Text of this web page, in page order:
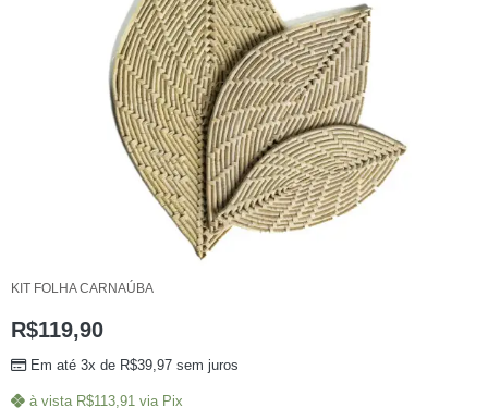
KIT FOLHA CARNAÚBA
R$119,90
Em até 3x de R$39,97 sem juros
à vista R$113,91 via Pix